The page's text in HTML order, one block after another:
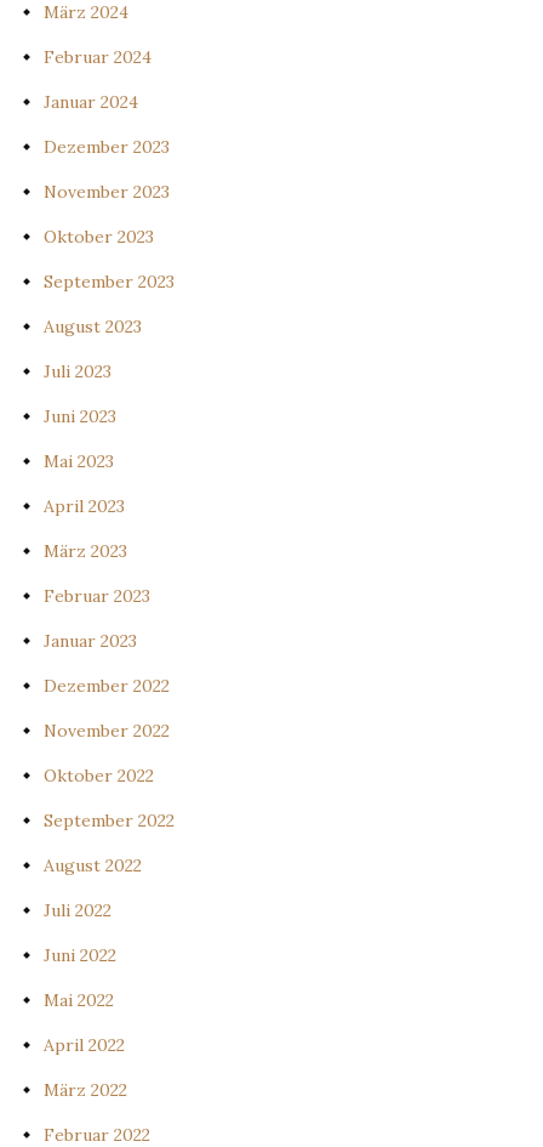
März 2024
Februar 2024
Januar 2024
Dezember 2023
November 2023
Oktober 2023
September 2023
August 2023
Juli 2023
Juni 2023
Mai 2023
April 2023
März 2023
Februar 2023
Januar 2023
Dezember 2022
November 2022
Oktober 2022
September 2022
August 2022
Juli 2022
Juni 2022
Mai 2022
April 2022
März 2022
Februar 2022